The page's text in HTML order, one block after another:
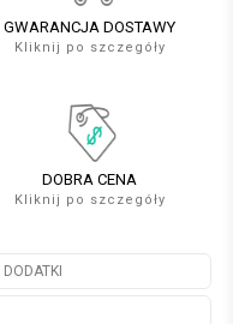
GWARANCJA DOSTAWY
Kliknij po szczegóły
DOBRA CENA
Kliknij po szczegóły